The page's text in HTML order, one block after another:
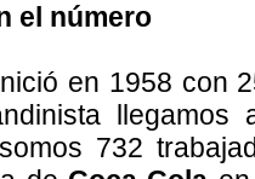
el número
en 1958 con
llegamos
732